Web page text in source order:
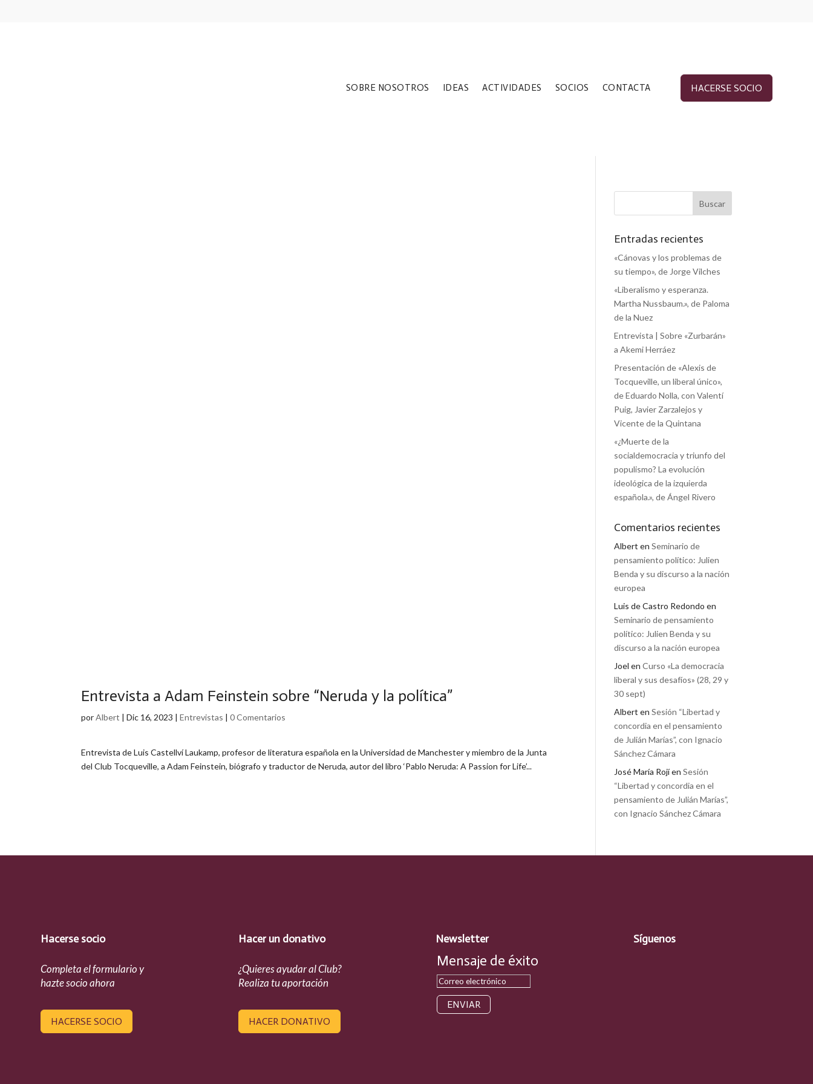
SOBRE NOSOTROS IDEAS ACTIVIDADES SOCIOS CONTACTA HACERSE SOCIO
Entrevista a Adam Feinstein sobre “Neruda y la política”
porAlbert |Dic 16, 2023 |Entrevistas |0 Comentarios
Entrevista de Luis Castellví Laukamp, profesor de literatura española en la Universidad de Manchester y miembro de la Junta
del Club Tocqueville, a Adam Feinstein, biógrafo y traductor de Neruda, autor del libro ‘Pablo Neruda: A Passion for Life’...
Entradas recientes
«Cánovas y los problemas de
su tiempo», de Jorge Vilches
«Liberalismo y esperanza.
Martha Nussbaum.», de Paloma
de la Nuez
Entrevista | Sobre «Zurbarán»
a Akemi Herráez
Presentación de «Alexis de
Tocqueville, un liberal único»,
de Eduardo Nolla, con Valentí
Puig, Javier Zarzalejos y
Vicente de la Quintana
«¿Muerte de la
socialdemocracia y triunfo del
populismo? La evolución
ideológica de la izquierda
española.», de Ángel Rivero
Comentarios recientes
Albert enSeminario de
pensamiento político: Julien
Benda y su discurso a la nación
europea
Luis de Castro Redondo en
Seminario de pensamiento
político: Julien Benda y su
discurso a la nación europea
Joel enCurso «La democracia
liberal y sus desafíos» (28, 29 y
30 sept)
Albert enSesión “Libertad y
concordia en el pensamiento
de Julián Marías”, con Ignacio
Sánchez Cámara
José María RojíenSesión
“Libertad y concordia en el
pensamiento de Julián Marías”,
con Ignacio Sánchez Cámara
Hacerse socio
Completa el formulario y
hazte socio ahora
HACERSE SOCIO
Hacer un donativo
¿Quieres ayudar al Club?
Realiza tu aportación
HACER DONATIVO
Newsletter
Mensaje de éxito
ENVIAR
Síguenos